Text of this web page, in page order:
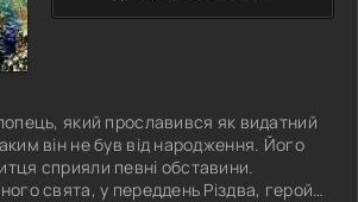
який прославився як видатний
він не був від народження. Його
сприяли певні обставини.
свята, у переддень Різдва, герой